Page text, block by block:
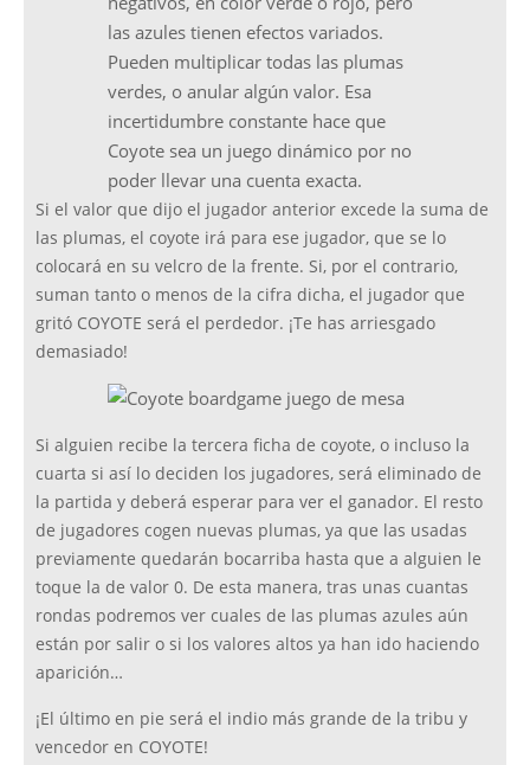
las azules tienen efectos variados.
Pueden multiplicar todas las plumas
verdes, o anular algún valor. Esa
incertidumbre constante hace que
Coyote sea un juego dinámico por no
poder llevar una cuenta exacta.
Si el valor que dijo el jugador anterior excede la suma de
las plumas, el coyote irá para ese jugador, que se lo
colocará en su velcro de la frente. Si, por el contrario,
suman tanto o menos de la cifra dicha, el jugador que
gritó COYOTE será el perdedor. ¡Te has arriesgado
demasiado!
Si alguien recibe la tercera ficha de coyote, o incluso la
cuarta si así lo deciden los jugadores, será eliminado de
la partida y deberá esperar para ver el ganador. El resto
de jugadores cogen nuevas plumas, ya que las usadas
previamente quedarán bocarriba hasta que a alguien le
toque la de valor 0. De esta manera, tras unas cuantas
rondas podremos ver cuales de las plumas azules aún
están por salir o si los valores altos ya han ido haciendo
aparición…
¡El último en pie será el indio más grande de la tribu y
vencedor en COYOTE!